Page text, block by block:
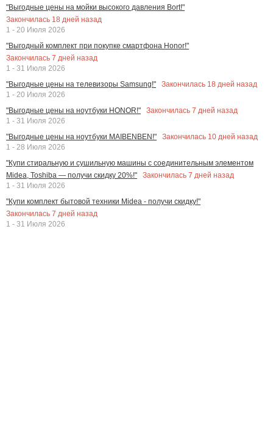
"Выгодные цены на мойки высокого давления Bort!"
Закончилась 18 дней назад
1 - 20 Июля 2026
"Выгодный комплект при покупке смартфона Honor!"
Закончилась 7 дней назад
1 - 31 Июля 2026
"Выгодные цены на телевизоры Samsung!"
Закончилась 18 дней назад
1 - 20 Июля 2026
"Выгодные цены на ноутбуки HONOR!"
Закончилась 7 дней назад
1 - 31 Июля 2026
"Выгодные цены на ноутбуки MAIBENBEN!"
Закончилась 10 дней назад
1 - 28 Июля 2026
"Купи стиральную и сушильную машины с соединительным элементом
Midea, Toshiba — получи скидку 20%!"
Закончилась 7 дней назад
1 - 31 Июля 2026
"Купи комплект бытовой техники Midea - получи скидку!"
Закончилась 7 дней назад
1 - 31 Июля 2026